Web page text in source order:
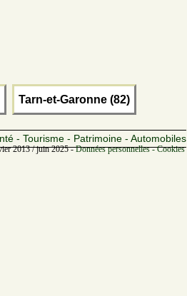
Tarn-et-Garonne (82)
- Tourisme - Patrimoine - Automobiles
2013 / juin 2025 -Données personnelles -